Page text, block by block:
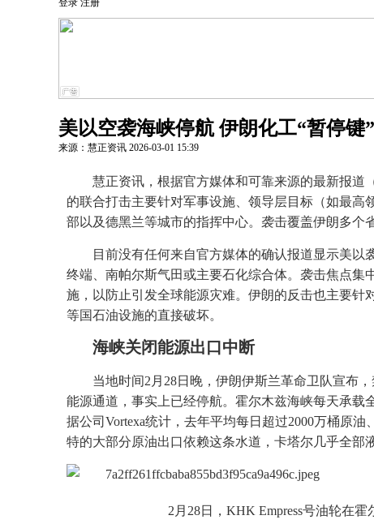
登录 注册
美以空袭海峡停航 伊朗化工“暂停键
来源：慧正资讯 2026-03-01 15:39
慧正资讯，根据官方媒体和可靠来源的最新报道
的联合打击主要针对军事设施、领导层目标（如最
部以及德黑兰等城市的指挥中心。袭击覆盖伊朗多
目前没有任何来自官方媒体的确认报道显示美
终端、南帕尔斯气田或主要石化综合体。袭击焦点
施，以防止引发全球能源灾难。伊朗的反击也主要
等国石油设施的直接破坏。
海峡关闭能源出口中断
当地时间2月28日晚，伊朗伊斯兰革命卫队宣布
能源通道，事实上已经停航。霍尔木兹海峡每天承
据公司Vortexa统计，去年平均每日超过2000万桶原
特的大部分原油出口依赖这条水道，卡塔尔几乎全部
2月28日，KHK Empress号油轮在